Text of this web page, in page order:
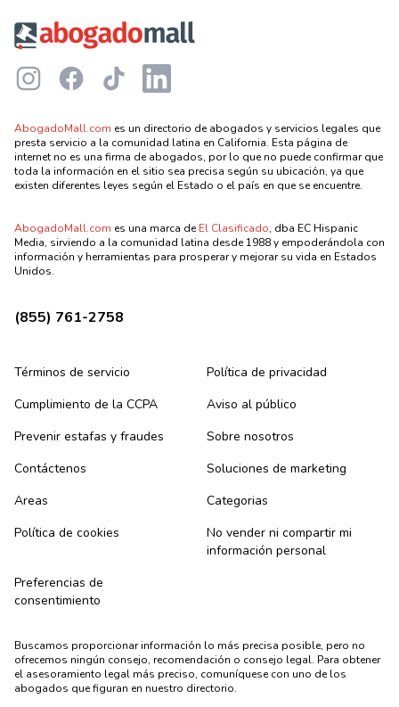
InstagramFacebookTikTok LinkedIn
AbogadoMall.com es un directorio de abogados y servicios legales que
presta servicio a la comunidad latina en California. Esta página de
internet no es una firma de abogados, por lo que no puede confirmar que
toda la información en el sitio sea precisa según su ubicación, ya que
existen diferentes leyes según el Estado o el país en que se encuentre.
AbogadoMall.com es una marca deEl Clasificado, dba EC Hispanic
Media, sirviendo a la comunidad latina desde 1988 y empoderándola con
información y herramientas para prosperar y mejorar su vida en Estados
Unidos.
(855) 761-2758
Términos de servicio
Política de privacidad
Cumplimiento de la CCPA
Aviso al público
Prevenir estafas y fraudes
Sobre nosotros
Contáctenos
Soluciones de marketing
Areas
Categorias
Política de cookies
No vender ni compartir mi
información personal
Preferencias de
consentimiento
Buscamos proporcionar información lo más precisa posible, pero no
ofrecemos ningún consejo, recomendación o consejo legal. Para obtener
el asesoramiento legal más preciso, comuníquese con uno de los
abogados que figuran en nuestro directorio.